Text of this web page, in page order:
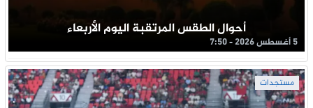
أحوال الطقس المرتقبة اليوم الأربعاء
5 أغسطس 2026 - 7:50
مستجدات